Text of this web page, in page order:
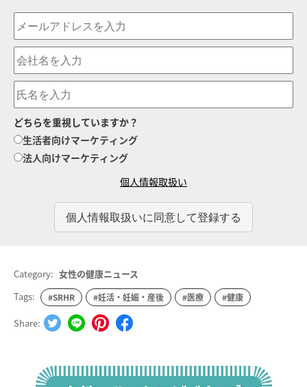
どちらを重視していますか？
生活者向けマーケティング
法人向けマーケティング
個人情報取扱い
Category: 女性の健康ニュース
Tags:
#SRHR #妊活・妊娠・産後 #医療 #健康
Share: